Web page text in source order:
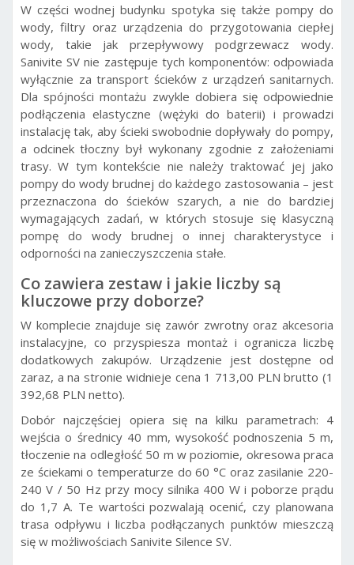
W części wodnej budynku spotyka się także pompy do
wody, filtry oraz urządzenia do przygotowania ciepłej
wody, takie jak przepływowy podgrzewacz wody.
Sanivite SV nie zastępuje tych komponentów: odpowiada
wyłącznie za transport ścieków z urządzeń sanitarnych.
Dla spójności montażu zwykle dobiera się odpowiednie
podłączenia elastyczne (wężyki do baterii) i prowadzi
instalację tak, aby ścieki swobodnie dopływały do pompy,
a odcinek tłoczny był wykonany zgodnie z założeniami
trasy. W tym kontekście nie należy traktować jej jako
pompy do wody brudnej do każdego zastosowania – jest
przeznaczona do ścieków szarych, a nie do bardziej
wymagających zadań, w których stosuje się klasyczną
pompę do wody brudnej o innej charakterystyce i
odporności na zanieczyszczenia stałe.
Co zawiera zestaw i jakie liczby są
kluczowe przy doborze?
W komplecie znajduje się zawór zwrotny oraz akcesoria
instalacyjne, co przyspiesza montaż i ogranicza liczbę
dodatkowych zakupów. Urządzenie jest dostępne od
zaraz, a na stronie widnieje cena 1 713,00 PLN brutto (1
392,68 PLN netto).
Dobór najczęściej opiera się na kilku parametrach: 4
wejścia o średnicy 40 mm, wysokość podnoszenia 5 m,
tłoczenie na odległość 50 m w poziomie, okresowa praca
ze ściekami o temperaturze do 60 °C oraz zasilanie 220-
240 V / 50 Hz przy mocy silnika 400 W i poborze prądu
do 1,7 A. Te wartości pozwalają ocenić, czy planowana
trasa odpływu i liczba podłączanych punktów mieszczą
się w możliwościach Sanivite Silence SV.